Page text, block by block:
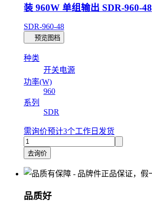
装 960W 单组输出 SDR-960-48
SDR-960-48
预览图档
种类
开关电源
功率(W)
960
系列
SDR
需询价预计3个工作日发货
去询价
品质好